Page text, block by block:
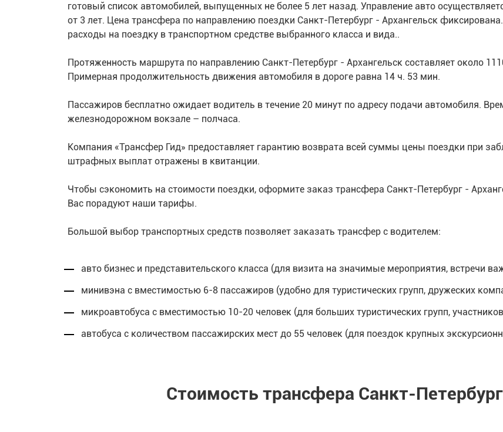
готовый список автомобилей, выпущенных не более 5 лет назад. Управление авто
от 3 лет. Цена трансфера по направлению поездки Санкт-Петербург - Архангельск
расходы на поездку в транспортном средстве выбранного класса и вида..
Протяженность маршрута по направлению Санкт-Петербург - Архангельск составляет около
Примерная продолжительность движения автомобиля в дороге равна 14 ч. 53 мин.
Пассажиров бесплатно ожидает водитель в течение 20 минут по адресу подачи автомобиля.
железнодорожном вокзале – полчаса.
Компания «Трансфер Гид» предоставляет гарантию возврата всей суммы цены поездки при
штрафных выплат отражены в квитанции.
Чтобы сэкономить на стоимости поездки, оформите заказ трансфера Санкт-Петербург -
Вас порадуют наши тарифы.
Большой выбор транспортных средств позволяет заказать трансфер с водителем:
авто бизнес и представительского класса (для визита на значимые мероприятия, встречи
минивэна с вместимостью 6-8 пассажиров (удобно для туристических групп, дружеских
микроавтобуса с вместимостью 10-20 человек (для больших туристических групп,
автобуса с количеством пассажирских мест до 55 человек (для поездок крупных
Стоимость трансфера Санкт-